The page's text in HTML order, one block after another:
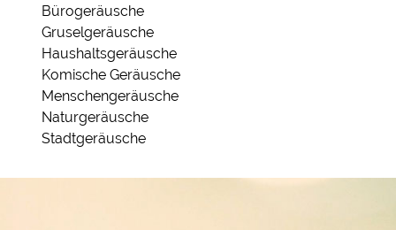
Bürogeräusche
Gruselgeräusche
Haushaltsgeräusche
Komische Geräusche
Menschengeräusche
Naturgeräusche
Stadtgeräusche